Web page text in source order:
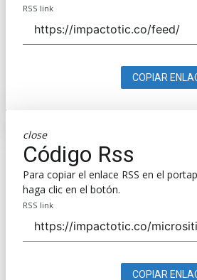
RSS link
COPIAR
close
Código Rss
Para copiar el enlace RSS en el
haga clic en el botón.
RSS link
COPIAR